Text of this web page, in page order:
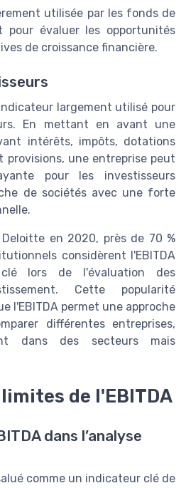
utilisée par les fonds de
pour évaluer les opportunités
de croissance financière.
largement utilisé pour
En mettant en avant une
intérêts, impôts, dotations
provisions, une entreprise peut
pour les investisseurs
de sociétés avec une forte
en 2020, près de 70 %
considèrent l'EBITDA
lors de l'évaluation des
Cette popularité
l'EBITDA permet une approche
différentes entreprises,
dans des secteurs mais
de l'EBITDA
dans l’analyse
comme un indicateur clé de